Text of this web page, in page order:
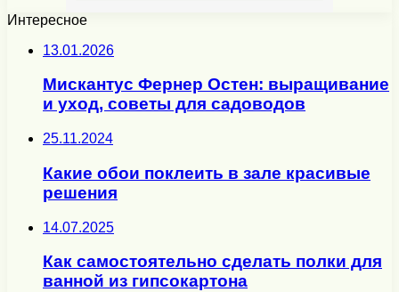
Интересное
13.01.2026
Мискантус Фернер Остен: выращивание
и уход, советы для садоводов
25.11.2024
Какие обои поклеить в зале красивые
решения
14.07.2025
Как самостоятельно сделать полки для
ванной из гипсокартона